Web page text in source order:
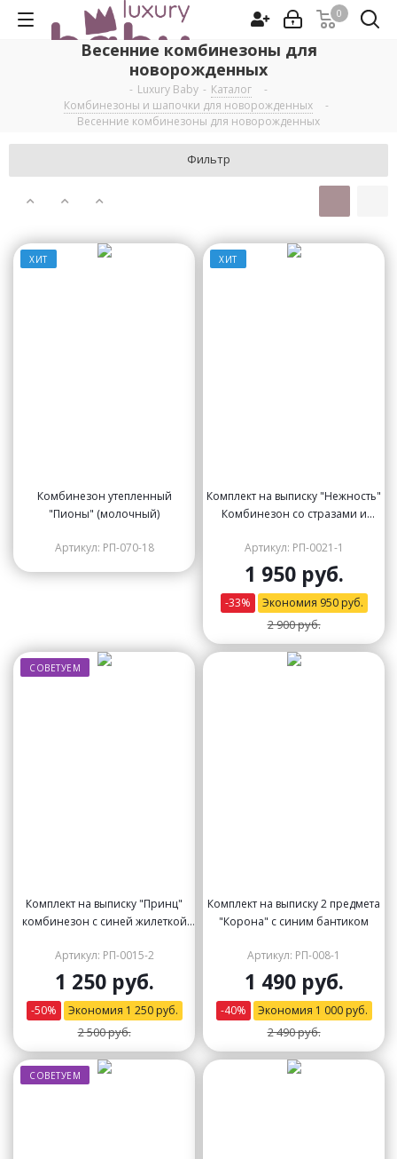
0
Весенние комбинезоны для
новорожденных
- Luxury Baby - Каталог
-
Комбинезоны и шапочки для новорожденных
-
Весенние комбинезоны для новорожденных
Фильтр
ХИТ
Комбинезон утепленный
"Пионы" (молочный)
Артикул: РП-070-18
ХИТ
Комплект на выписку "Нежность"
Комбинезон со стразами и
Артикул: РП-0021-1
1 950 руб.
-33% Экономия 950руб.
2 900 руб.
СОВЕТУЕМ
Комплект на выписку "Принц"
комбинезон с синей жилеткой
Артикул: РП-0015-2
1 250 руб.
-50% Экономия 1 250руб.
2 500 руб.
Комплект на выписку 2 предмета
"Корона" с синим бантиком
Артикул: РП-008-1
1 490 руб.
-40% Экономия 1 000руб.
2 490 руб.
СОВЕТУЕМ